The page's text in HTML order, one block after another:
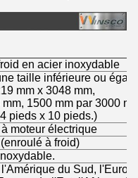
en acier inoxydable
taille inférieure ou
mm x 3048 mm,
1500 mm par 3000
pieds x 10 pieds.)
moteur électrique
à froid)
du Sud,